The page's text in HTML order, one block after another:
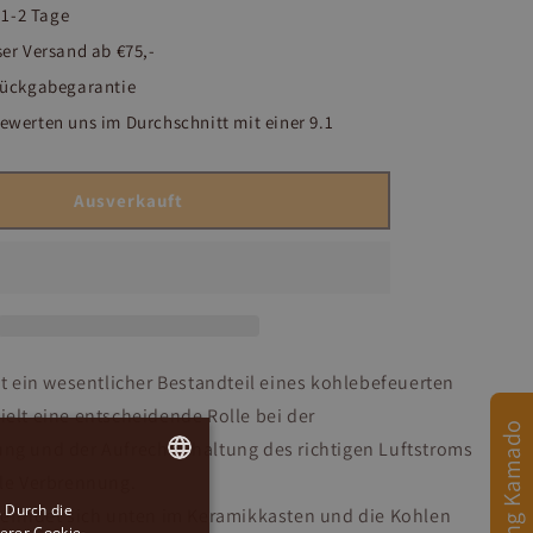
2 Tage
Versand ab €75,-
uns im Durchschnitt mit einer 9.1
Ausverkauft
ein wesentlicher Bestandteil eines kohlebefeuerten
eine entscheidende Rolle bei der
und der Aufrechterhaltung des richtigen Luftstroms
Verbrennung.
sich unten im Keramikkasten und die Kohlen
die